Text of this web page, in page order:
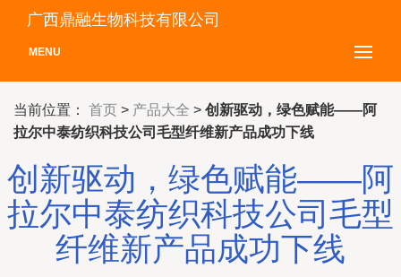
广西鼎融生物科技有限公司
MENU
当前位置： 首页 > 产品大全 > 创新驱动，绿色赋能——阿
拉尔中泰纺织科技公司毛型纤维新产品成功下线
创新驱动，绿色赋能——阿
拉尔中泰纺织科技公司毛型
纤维新产品成功下线